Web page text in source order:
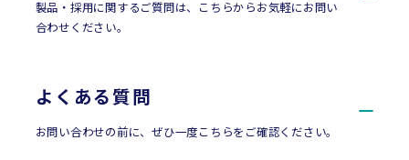
製品・採用に関するご質問は、こちらからお気軽にお問い
合わせください。
よくある質問
お問い合わせの前に、ぜひ一度こちらをご確認ください。